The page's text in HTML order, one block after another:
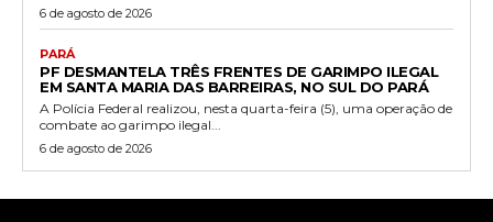
6 de agosto de 2026
PARÁ
PF DESMANTELA TRÊS FRENTES DE GARIMPO ILEGAL
EM SANTA MARIA DAS BARREIRAS, NO SUL DO PARÁ
A Polícia Federal realizou, nesta quarta-feira (5), uma operação de
combate ao garimpo ilegal...
6 de agosto de 2026